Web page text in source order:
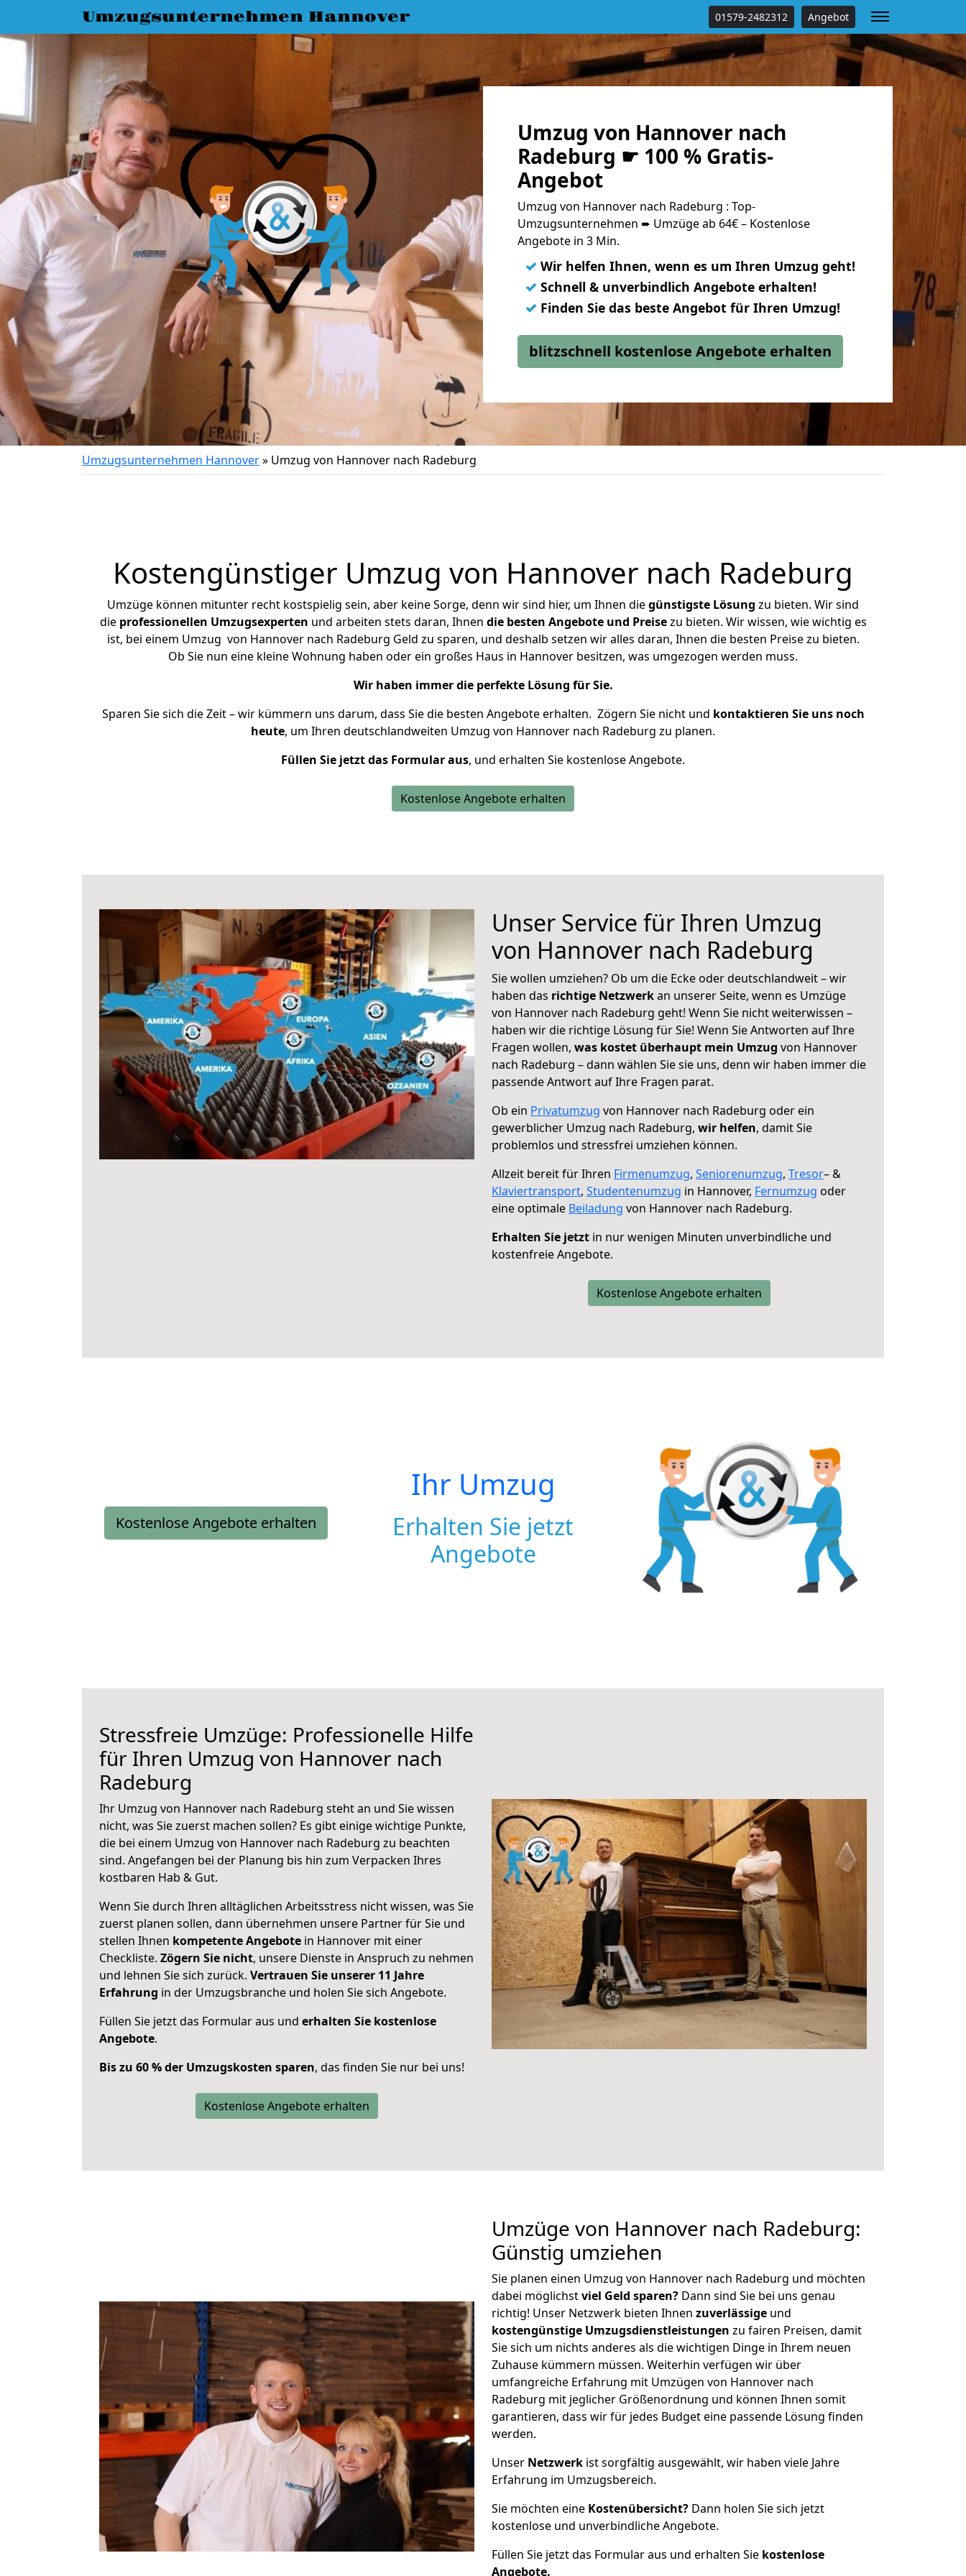
Umzugsunternehmen Hannover 01579-2482312 Angebot
Umzug von Hannover nach
Radeburg ☛ 100 % Gratis-
Angebot
Umzug von Hannover nach Radeburg : Top-
Umzugsunternehmen ➨ Umzüge ab 64€ – Kostenlose
Angebote in 3 Min.
✓ Wir helfen Ihnen, wenn es um Ihren Umzug geht!
✓ Schnell & unverbindlich Angebote erhalten!
✓ Finden Sie das beste Angebot für Ihren Umzug!
blitzschnell kostenlose Angebote erhalten
Umzugsunternehmen Hannover» Umzug von Hannover nach Radeburg
Kostengünstiger Umzug von Hannover nach Radeburg
Umzüge können mitunter recht kostspielig sein, aber keine Sorge, denn wir sind hier, um Ihnen diegünstigste Lösung zu bieten. Wir sind
die professionellen Umzugsexperten und arbeiten stets daran, Ihnen die besten Angebote und Preisezu bieten. Wir wissen, wie wichtig es
ist, bei einem Umzug von Hannover nach Radeburg Geld zu sparen, und deshalb setzen wir alles daran, Ihnen die besten Preise zu bieten.
Ob Sie nun eine kleine Wohnung haben oder ein großes Haus in Hannover besitzen, was umgezogen werden muss.
Wir haben immer die perfekte Lösung für Sie.
Sparen Sie sich die Zeit – wir kümmern uns darum, dass Sie die besten Angebote erhalten. Zögern Sie nicht und kontaktieren Sie uns noch
heute, um Ihren deutschlandweiten Umzug von Hannover nach Radeburg zu planen.
Füllen Sie jetzt das Formular aus, und erhalten Sie kostenlose Angebote.
Kostenlose Angebote erhalten
Unser Service für Ihren Umzug
von Hannover nach Radeburg
Sie wollen umziehen? Ob um die Ecke oder deutschlandweit – wir
haben das richtige Netzwerkan unserer Seite, wenn es Umzüge
von Hannover nach Radeburg geht! Wenn Sie nicht weiterwissen –
haben wir die richtige Lösung für Sie! Wenn Sie Antworten auf Ihre
Fragen wollen, was kostet überhaupt mein Umzug von Hannover
nach Radeburg – dann wählen Sie sie uns, denn wir haben immer die
passende Antwort auf Ihre Fragen parat.
Ob ein Privatumzug von Hannover nach Radeburg oder ein
gewerblicher Umzug nach Radeburg, wir helfen, damit Sie
problemlos und stressfrei umziehen können.
Allzeit bereit für Ihren Firmenumzug, Seniorenumzug, Tresor– &
Klaviertransport, Studentenumzug in Hannover, Fernumzug oder
eine optimale Beiladung von Hannover nach Radeburg.
Erhalten Sie jetzt in nur wenigen Minuten unverbindliche und
kostenfreie Angebote.
Kostenlose Angebote erhalten
Kostenlose Angebote erhalten
Ihr Umzug
Erhalten Sie jetzt
Angebote
Stressfreie Umzüge: Professionelle Hilfe
für Ihren Umzug von Hannover nach
Radeburg
Ihr Umzug von Hannover nach Radeburg steht an und Sie wissen
nicht, was Sie zuerst machen sollen? Es gibt einige wichtige Punkte,
die bei einem Umzug von Hannover nach Radeburg zu beachten
sind. Angefangen bei der Planung bis hin zum Verpacken Ihres
kostbaren Hab & Gut.
Wenn Sie durch Ihren alltäglichen Arbeitsstress nicht wissen, was Sie
zuerst planen sollen, dann übernehmen unsere Partner für Sie und
stellen Ihnen kompetente Angebote in Hannover mit einer
Checkliste. Zögern Sie nicht, unsere Dienste in Anspruch zu nehmen
und lehnen Sie sich zurück. Vertrauen Sie unserer 11 Jahre
Erfahrung in der Umzugsbranche und holen Sie sich Angebote.
Füllen Sie jetzt das Formular aus und erhalten Sie kostenlose
Angebote.
Bis zu 60 % der Umzugskosten sparen, das finden Sie nur bei uns!
Kostenlose Angebote erhalten
Umzüge von Hannover nach Radeburg:
Günstig umziehen
Sie planen einen Umzug von Hannover nach Radeburg und möchten
dabei möglichstviel Geld sparen? Dann sind Sie bei uns genau
richtig! Unser Netzwerk bieten Ihnen zuverlässige und
kostengünstige Umzugsdienstleistungen zu fairen Preisen, damit
Sie sich um nichts anderes als die wichtigen Dinge in Ihrem neuen
Zuhause kümmern müssen. Weiterhin verfügen wir über
umfangreiche Erfahrung mit Umzügen von Hannover nach
Radeburg mit jeglicher Größenordnung und können Ihnen somit
garantieren, dass wir für jedes Budget eine passende Lösung finden
werden.
Unser Netzwerk ist sorgfältig ausgewählt, wir haben viele Jahre
Erfahrung im Umzugsbereich.
Sie möchten eine Kostenübersicht? Dann holen Sie sich jetzt
kostenlose und unverbindliche Angebote.
Füllen Sie jetzt das Formular aus und erhalten Sie kostenlose
Angebote.